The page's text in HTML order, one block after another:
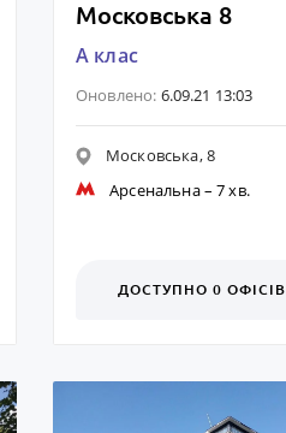
Московська 8
A клас
Оновлено: 6.09.21 13:03
Московська, 8
Арсенальна– 7 хв.
ДОСТУПНО 0 ОФІСІВ